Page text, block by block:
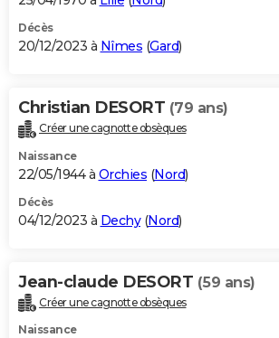
Décès
20/12/2023 à Nîmes (Gard)
Christian DESORT (79 ans)
Créer une cagnotte obsèques
Naissance
22/05/1944 à Orchies (Nord)
Décès
04/12/2023 à Dechy(Nord)
Jean-claude DESORT (59 ans)
Créer une cagnotte obsèques
Naissance